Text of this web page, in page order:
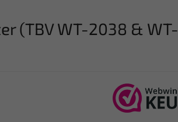
(TBV WT-2038 & WT-